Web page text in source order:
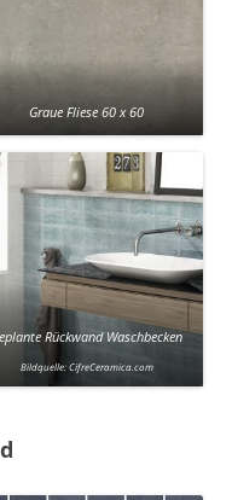
Graue Fliese 60 x 60
Rückwand Waschbecken
Bildquelle: CifreCeramica.com